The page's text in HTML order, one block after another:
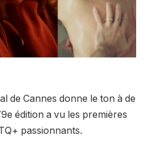
de Cannes donne le ton à de
édition a vu les premières
passionnants.